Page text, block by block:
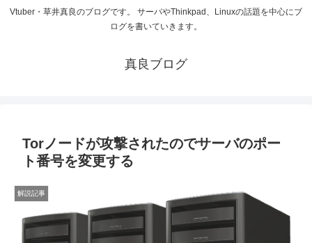
Vtuber・草井真良のブログです。 サーバやThinkpad、Linuxの話題を中心にブ
ログを書いていきます。
真良ブログ
Torノードが攻撃されたのでサーバのポー
ト番号を変更する
解説記事